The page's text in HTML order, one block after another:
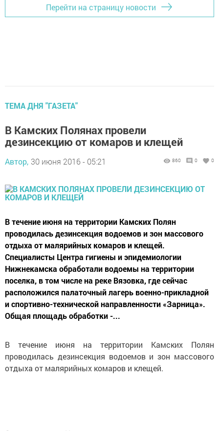
Перейти на страницу новости
ТЕМА ДНЯ "ГАЗЕТА"
В Камских Полянах провели
дезинсекцию от комаров и клещей
Автор, 30 июня 2016 - 05:21 860 0 0
В течение июня на территории Камских Полян
проводилась дезинсекция водоемов и зон массового
отдыха от малярийных комаров и клещей.
Специалисты Центра гигиены и эпидемиологии
Нижнекамска обработали водоемы на территории
поселка, в том числе на реке Вязовка, где сейчас
расположился палаточный лагерь военно-прикладной
и спортивно-технической направленности «Зарница».
Общая площадь обработки -...
В течение июня на территории Камских Полян
проводилась дезинсекция водоемов и зон массового
отдыха от малярийных комаров и клещей.